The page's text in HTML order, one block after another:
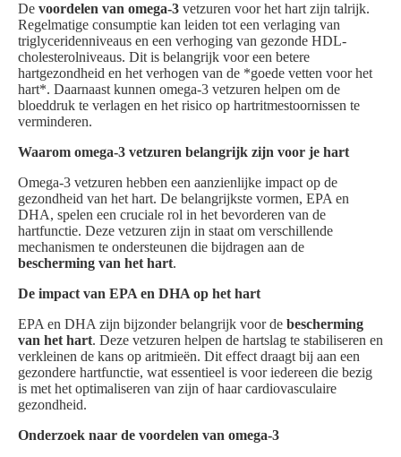
De voordelen van omega-3 vetzuren voor het hart zijn talrijk.
Regelmatige consumptie kan leiden tot een verlaging van
triglyceridenniveaus en een verhoging van gezonde HDL-
cholesterolniveaus. Dit is belangrijk voor een betere
hartgezondheid en het verhogen van de *goede vetten voor het
hart*. Daarnaast kunnen omega-3 vetzuren helpen om de
bloeddruk te verlagen en het risico op hartritmestoornissen te
verminderen.
Waarom omega-3 vetzuren belangrijk zijn voor je hart
Omega-3 vetzuren hebben een aanzienlijke impact op de
gezondheid van het hart. De belangrijkste vormen, EPA en
DHA, spelen een cruciale rol in het bevorderen van de
hartfunctie. Deze vetzuren zijn in staat om verschillende
mechanismen te ondersteunen die bijdragen aan de
bescherming van het hart.
De impact van EPA en DHA op het hart
EPA en DHA zijn bijzonder belangrijk voor de bescherming
van het hart. Deze vetzuren helpen de hartslag te stabiliseren en
verkleinen de kans op aritmieën. Dit effect draagt bij aan een
gezondere hartfunctie, wat essentieel is voor iedereen die bezig
is met het optimaliseren van zijn of haar cardiovasculaire
gezondheid.
Onderzoek naar de voordelen van omega-3